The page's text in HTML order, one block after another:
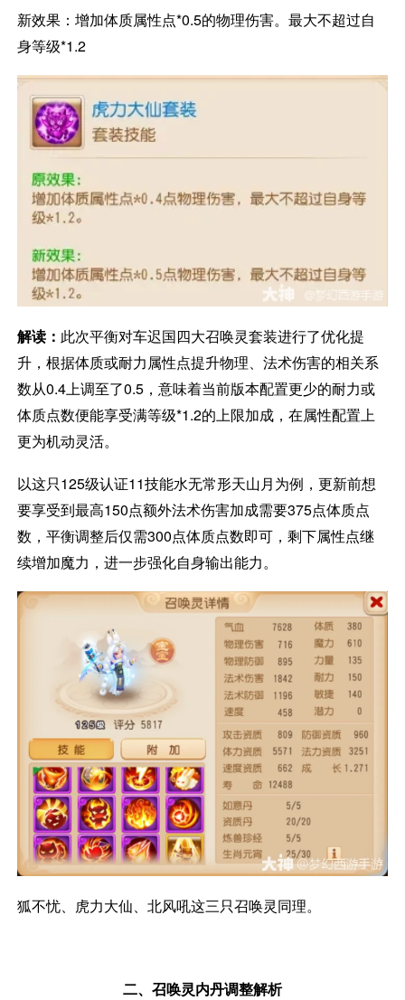
新效果：增加体质属性点*0.5的物理伤害。最大不超过自
身等级*1.2
解读： 此次平衡对车迟国四大召唤灵套装进行了优化提
升，根据体质或耐力属性点提升物理、法术伤害的相关系
数从0.4上调至了0.5，意味着当前版本配置更少的耐力或
体质点数便能享受满等级*1.2的上限加成，在属性配置上
更为机动灵活。
以这只125级认证11技能水无常形天山月为例，更新前想
要享受到最高150点额外法术伤害加成需要375点体质点
数，平衡调整后仅需300点体质点数即可，剩下属性点继
续增加魔力，进一步强化自身输出能力。
狐不忧、虎力大仙、北风吼这三只召唤灵同理。
二、召唤灵内丹调整解析